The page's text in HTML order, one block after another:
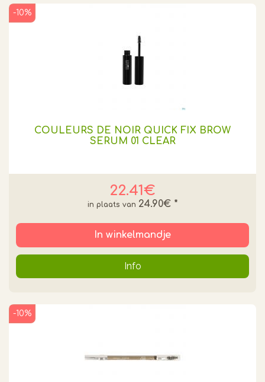
COULEURS DE NOIR QUICK FIX BROW
SERUM 01 CLEAR
22.41€
-10%
24.90€ *
In winkelmandje
Info
-10%